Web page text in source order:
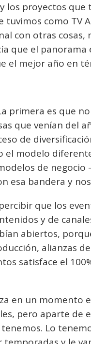
los proyectos que
tuvimos como TV
con otras cosas,
que el panorama
el mejor año en
primera es que
que venían del
de
el modelo
de negocio
esa bandera y
que los
y de
abiertos,
alianzas
satisface el
en un momento
pero aparte de
Lo